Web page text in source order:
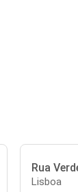
Rua
Lisboa